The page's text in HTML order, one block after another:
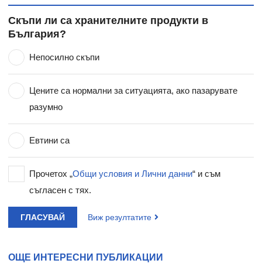
Скъпи ли са хранителните продукти в
България?
Непосилно скъпи
Цените са нормални за ситуацията, ако пазарувате
разумно
Евтини са
Прочетох „Общи условия и Лични данни“ и съм
съгласен с тях.
ГЛАСУВАЙ Виж резултатите
ОЩЕ ИНТЕРЕСНИ ПУБЛИКАЦИИ